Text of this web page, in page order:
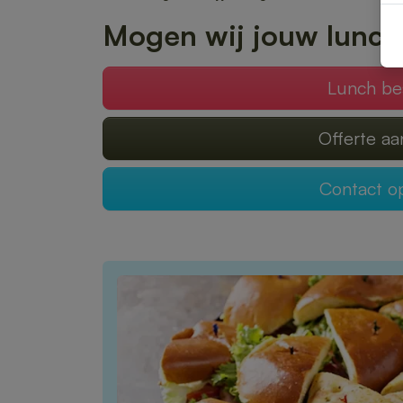
Mogen wij jouw
Lunch
Offerte
Contact